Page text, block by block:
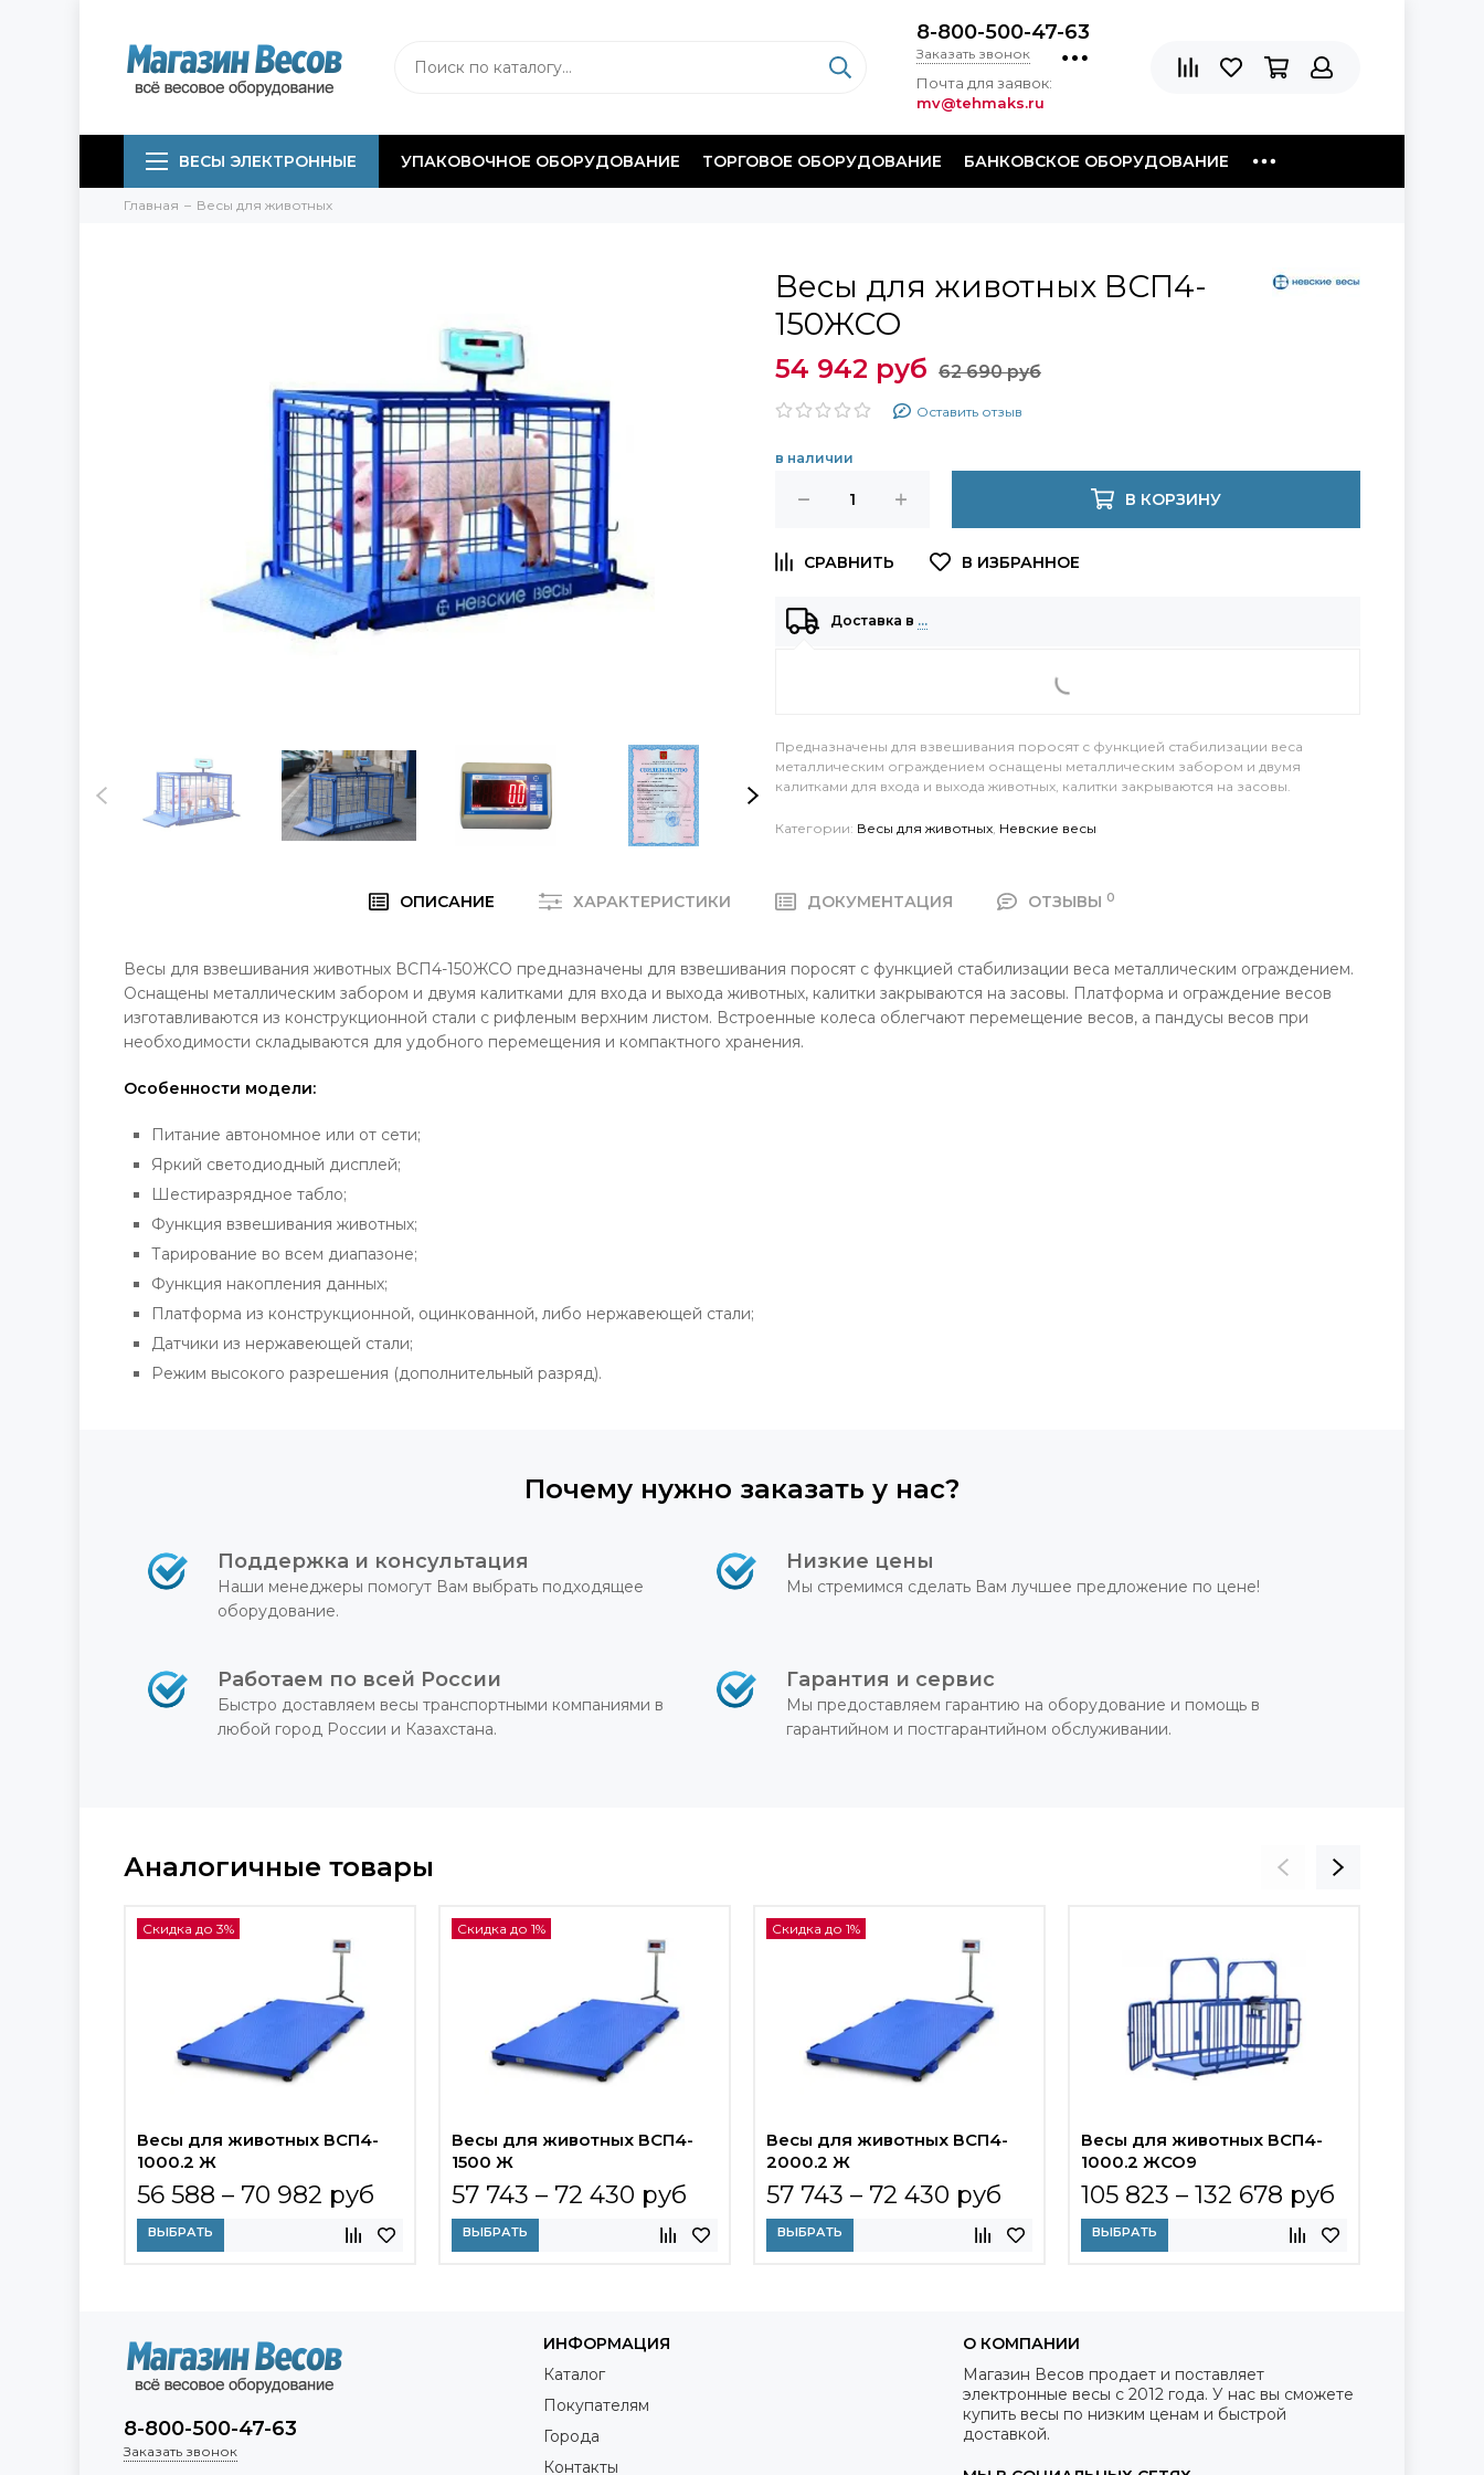
8-800-500-47-63
Заказать звонок
Почта для заявок:
mv@tehmaks.ru
ВЕСЫ ЭЛЕКТРОННЫЕ УПАКОВОЧНОЕ ОБОРУДОВАНИЕ ТОРГОВОЕ ОБОРУДОВАНИЕ БАНКОВСКОЕ ОБОРУДОВАНИЕ
Главная Весы для животных
Весы для животных ВСП4-
150ЖСО
54 942 руб 62 690 руб
Оставить отзыв
в наличии
В КОРЗИНУ
Доставка в …
Предназначены для взвешивания поросят с функцией стабилизации веса
металлическим ограждением оснащены металлическим забором и двумя
калитками для входа и выхода животных, калитки закрываются на засовы.
Категории: Весы для животных Невские весы
ОПИСАНИЕ ХАРАКТЕРИСТИКИ ДОКУМЕНТАЦИЯ ОТЗЫВЫ 0
Весы для взвешивания животных ВСП4-150ЖСО предназначены для взвешивания поросят с функцией стабилизации веса металлическим ограждением.
Оснащены металлическим забором и двумя калитками для входа и выхода животных, калитки закрываются на засовы. Платформа и ограждение весов
изготавливаются из конструкционной стали с рифленым верхним листом. Встроенные колеса облегчают перемещение весов, а пандусы весов при
необходимости складываются для удобного перемещения и компактного хранения.
Особенности модели:
Питание автономное или от сети;
Яркий светодиодный дисплей;
Шестиразрядное табло;
Функция взвешивания животных;
Тарирование во всем диапазоне;
Функция накопления данных;
Платформа из конструкционной, оцинкованной, либо нержавеющей стали;
Датчики из нержавеющей стали;
Режим высокого разрешения (дополнительный разряд).
Почему нужно заказать у нас?
Поддержка и консультация
Наши менеджеры помогут Вам выбрать подходящее
оборудование.
Низкие цены
Мы стремимся сделать Вам лучшее предложение по цене!
Работаем по всей России
Быстро доставляем весы транспортными компаниями в
любой город России и Казахстана.
Гарантия и сервис
Мы предоставляем гарантию на оборудование и помощь в
гарантийном и постгарантийном обслуживании.
Аналогичные товары
Скидка до 3%
Весы для животных ВСП4-
1000.2 Ж
56 588 – 70 982 руб
ВЫБРАТЬ
Скидка до 1%
Весы для животных ВСП4-
1500 Ж
57 743 – 72 430 руб
ВЫБРАТЬ
Скидка до 1%
Весы для животных ВСП4-
2000.2 Ж
57 743 – 72 430 руб
ВЫБРАТЬ
Весы для животных ВСП4-
1000.2 ЖСО9
105 823 – 132 678 руб
ВЫБРАТЬ
8-800-500-47-63
Заказать звонок
ИНФОРМАЦИЯ
Каталог
Покупателям
Города
Контакты
О КОМПАНИИ
Магазин Весов продает и поставляет
электронные весы с 2012 года. У нас вы сможете
купить весы по низким ценам и быстрой
доставкой.